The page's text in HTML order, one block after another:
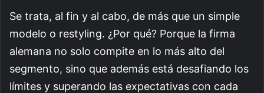
Se trata, al fin y al cabo, de más que un simple
modelo o restyling. ¿Por qué? Porque la firma
alemana no solo compite en lo más alto del
segmento, sino que además está desafiando los
límites y superando las expectativas con cada